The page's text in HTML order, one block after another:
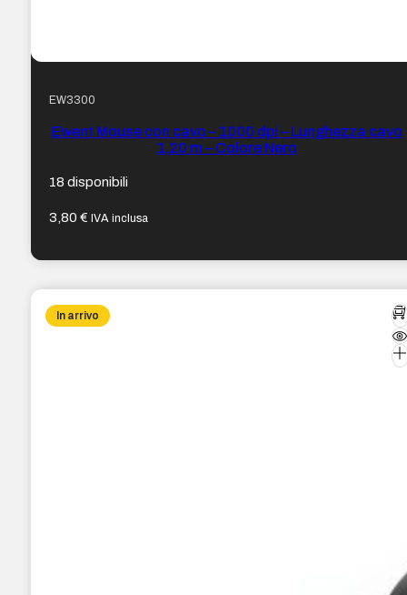
EW3300
Ewent Mouse con cavo – 1000 dpi – Lunghezza cavo
1,20 m – Colore Nero
18 disponibili
3,80€ IVA inclusa
In arrivo